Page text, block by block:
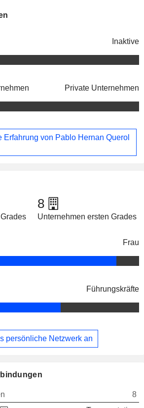
Inaktive
Private Unternehmen
Erfahrung von Pablo Hernan Querol
8
Unternehmen ersten Grades
Frau
Führungskräfte
persönliche Netzwerk an
8